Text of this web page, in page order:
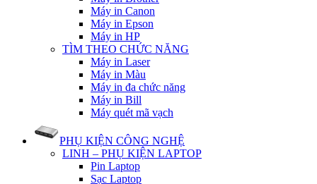
Máy in Canon
Máy in Epson
Máy in HP
TÌM THEO CHỨC NĂNG
Máy in Laser
Máy in Màu
Máy in đa chức năng
Máy in Bill
Máy quét mã vạch
PHỤ KIỆN CÔNG NGHỆ
LINH – PHỤ KIỆN LAPTOP
Pin Laptop
Sạc Laptop